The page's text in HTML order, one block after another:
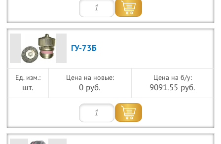
ГУ-73Б
шт.
Цена на новые:
0 руб.
Цена на б/у:
9091.55 руб.